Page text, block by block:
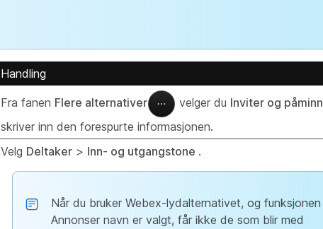
Handling
Fra fanen Flere alternativer velger du Inviter og påminn
skriver inn den forespurte informasjonen.
Velg Deltaker > Inn- og utgangstone .
Når du bruker Webex-lydalternativet, og funksjonen
Annonser navn er valgt, får ikke de som blir med